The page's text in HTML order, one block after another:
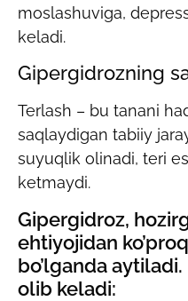
moslashuviga,
keladi.
Gipergidrozning
Terlash – bu tanani
saqlaydigan tabiiy
suyuqlik olinadi, teri
ketmaydi.
Gipergidroz,
ehtiyojidan
bo’lganda
olib keladi: